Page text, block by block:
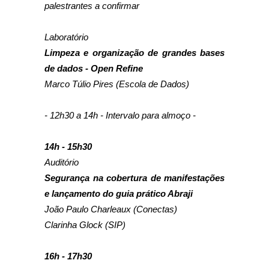
palestrantes a confirmar
Laboratório
Limpeza e organização de grandes bases
de dados - Open Refine
Marco Túlio Pires (Escola de Dados)
- 12h30 a 14h - Intervalo para almoço -
14h - 15h30
Auditório
Segurança na cobertura de manifestações
e lançamento do guia prático Abraji
João Paulo Charleaux (Conectas)
Clarinha Glock (SIP)
16h - 17h30